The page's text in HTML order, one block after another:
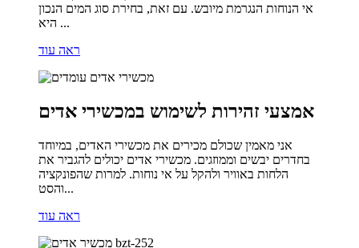
אי הנוחות הנגרמת מיובש. עם זאת, בחירת סוג המים הנכון
היא ...
ראה עוד
אמצעי זהירות לשימוש במכשירי אדים
אני מאמין שכולם מכירים את מכשירי האדים, במיוחד
בחדרים יבשים וממוזגים. מכשירי אדים יכולים להגביר את
הלחות באוויר ולהקל על אי נוחות. למרות שהפונקציה
והסט...
ראה עוד